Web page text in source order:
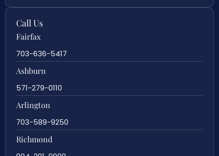
Call Us
Fairfax
703-636-5417
Ashburn
571-279-0110
Arlington
703-589-9250
Richmond